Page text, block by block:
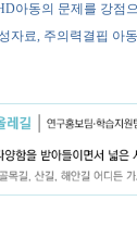
아동의 문제를 강점
자료, 주의력결핍 아